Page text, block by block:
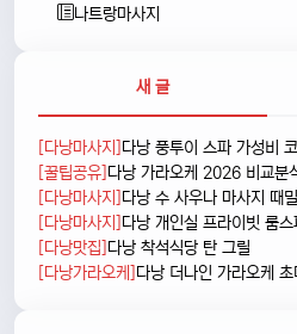
나트랑마사지
새 글
[다낭마사지]다낭 풍투이 스파 가성비
[꿀팁공유]다낭 가라오케 2026 비교분
[다낭마사지]다낭 수 사우나 마사지 때
[다낭마사지]다낭 개인실 프라이빗 룸스
[다낭맛집]다낭 착석식당 탄 그릴
[다낭가라오케]다낭 더나인 가라오케